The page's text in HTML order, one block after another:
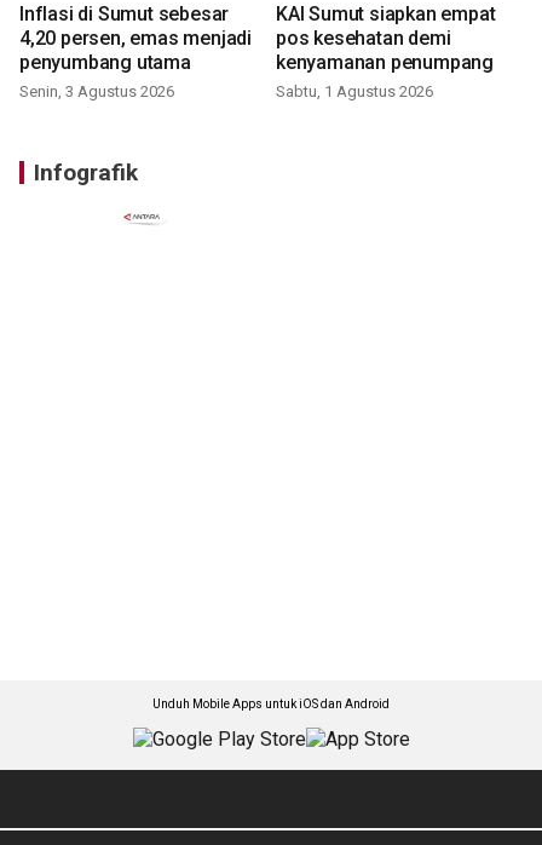
Inflasi di Sumut sebesar
4,20 persen, emas menjadi
penyumbang utama
Senin, 3 Agustus 2026
KAI Sumut siapkan empat
pos kesehatan demi
kenyamanan penumpang
Sabtu, 1 Agustus 2026
Infografik
Unduh Mobile Apps untuk iOS dan Android